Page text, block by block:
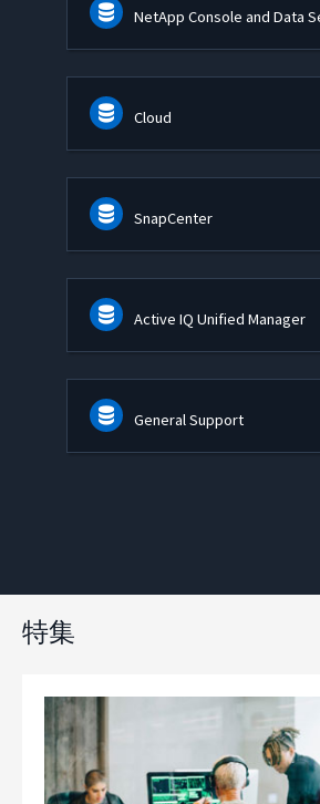
NetApp Console and Data
Cloud
SnapCenter
Active IQ Unified Manager
General Support
特集